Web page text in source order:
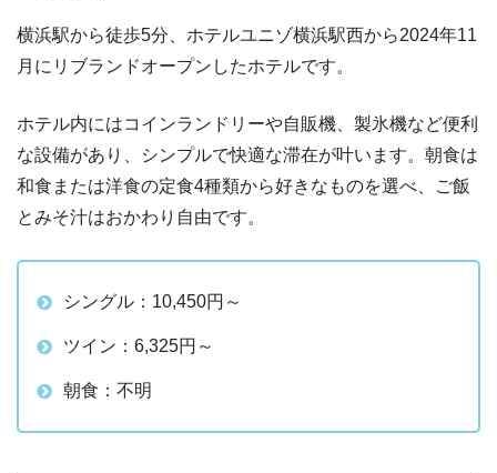
横浜駅から徒歩5分、ホテルユニゾ横浜駅西から2024年11
月にリブランドオープンしたホテルです。
ホテル内にはコインランドリーや自販機、製氷機など便利
な設備があり、シンプルで快適な滞在が叶います。朝食は
和食または洋食の定食4種類から好きなものを選べ、ご飯
とみそ汁はおかわり自由です。
シングル：10,450円～
ツイン：6,325円～
朝食：不明